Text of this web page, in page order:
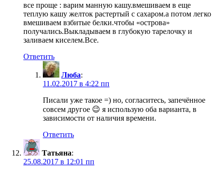
все проще : варим манную кашу.вмешиваем в еще
теплую кашу желток растертый с сахаром.а потом легко
вмешиваем взбитые белки.чтобы «острова»
получались.Выкладываем в глубокую тарелочку и
заливаем киселем.Все.
Ответить
Люба:
11.02.2017 в 4:22 пп
Писали уже такое =) но, согласитесь, запечённое
совсем другое 😉 я использую оба варианта, в
зависимости от наличия времени.
Ответить
Татьяна:
25.08.2017 в 12:01 пп